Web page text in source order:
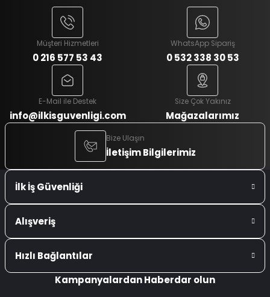
Müşteri Hizmetleri
0 216 577 53 43
WhatsApp Sipariş
0 532 338 30 53
E-Mail ile Destek
info@ilkisguvenligi.com
Size Çok Yakınız
Mağazalarımız
Bize Ulaşın
İletişim Bilgilerimiz
İlk İş Güvenliği
Alışveriş
Hızlı Bağlantılar
Kampanyalardan Haberdar olun